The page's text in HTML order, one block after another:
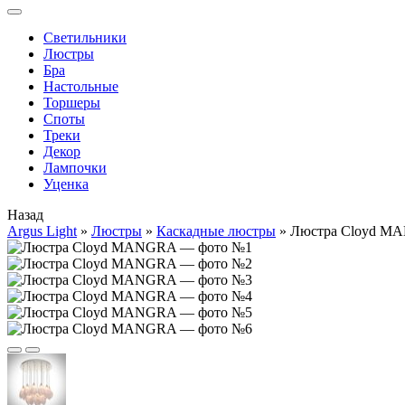
Cветильники
Люстры
Бра
Настольные
Торшеры
Споты
Треки
Декор
Лампочки
Уценка
Назад
Argus Light » Люстры » Каскадные люстры » Люстра Cloyd